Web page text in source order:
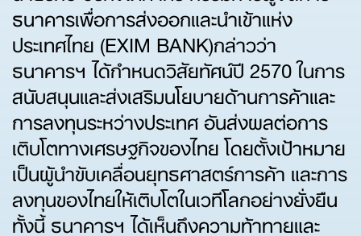
ธนาคารเพื่อการส่งออกและนำเข้าแห่ง
ประเทศไทย (EXIM BANK)กล่าวว่า
ธนาคารฯ ได้กำหนดวิสัยทัศน์ปี 2570 ในการ
สนับสนุนและส่งเสริมนโยบายด้านการค้าและ
การลงทุนระหว่างประเทศ อันส่งผลต่อการ
เติบโตทางเศรษฐกิจของไทย โดยตั้งเป้าหมาย
เป็นผู้นำขับเคลื่อนยุทธศาสตร์การค้า และการ
ลงทุนของไทยให้เติบโตในเวทีโลกอย่างยั่งยืน
ทั้งนี้ ธนาคารฯ ได้เห็นถึงความท้าทายและ